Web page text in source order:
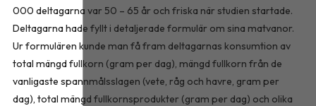
000 deltagarna var 50 – 65 år och friska när studien startade.
Deltagarna hade fyllt i detaljerade formulär om sina matvanor.
Ur formulären kunde man få fram deltagarnas konsumtion av
total mängd fullkorn (gram per dag), mängd fullkorn från de
vanligaste spannmålsslagen (vete, råg och havre, gram per
dag), total mängd fullkornsprodukter (gram per dag) och olika